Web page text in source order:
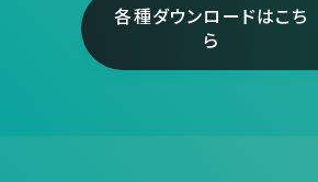
各種ダウンロードはこち
ら